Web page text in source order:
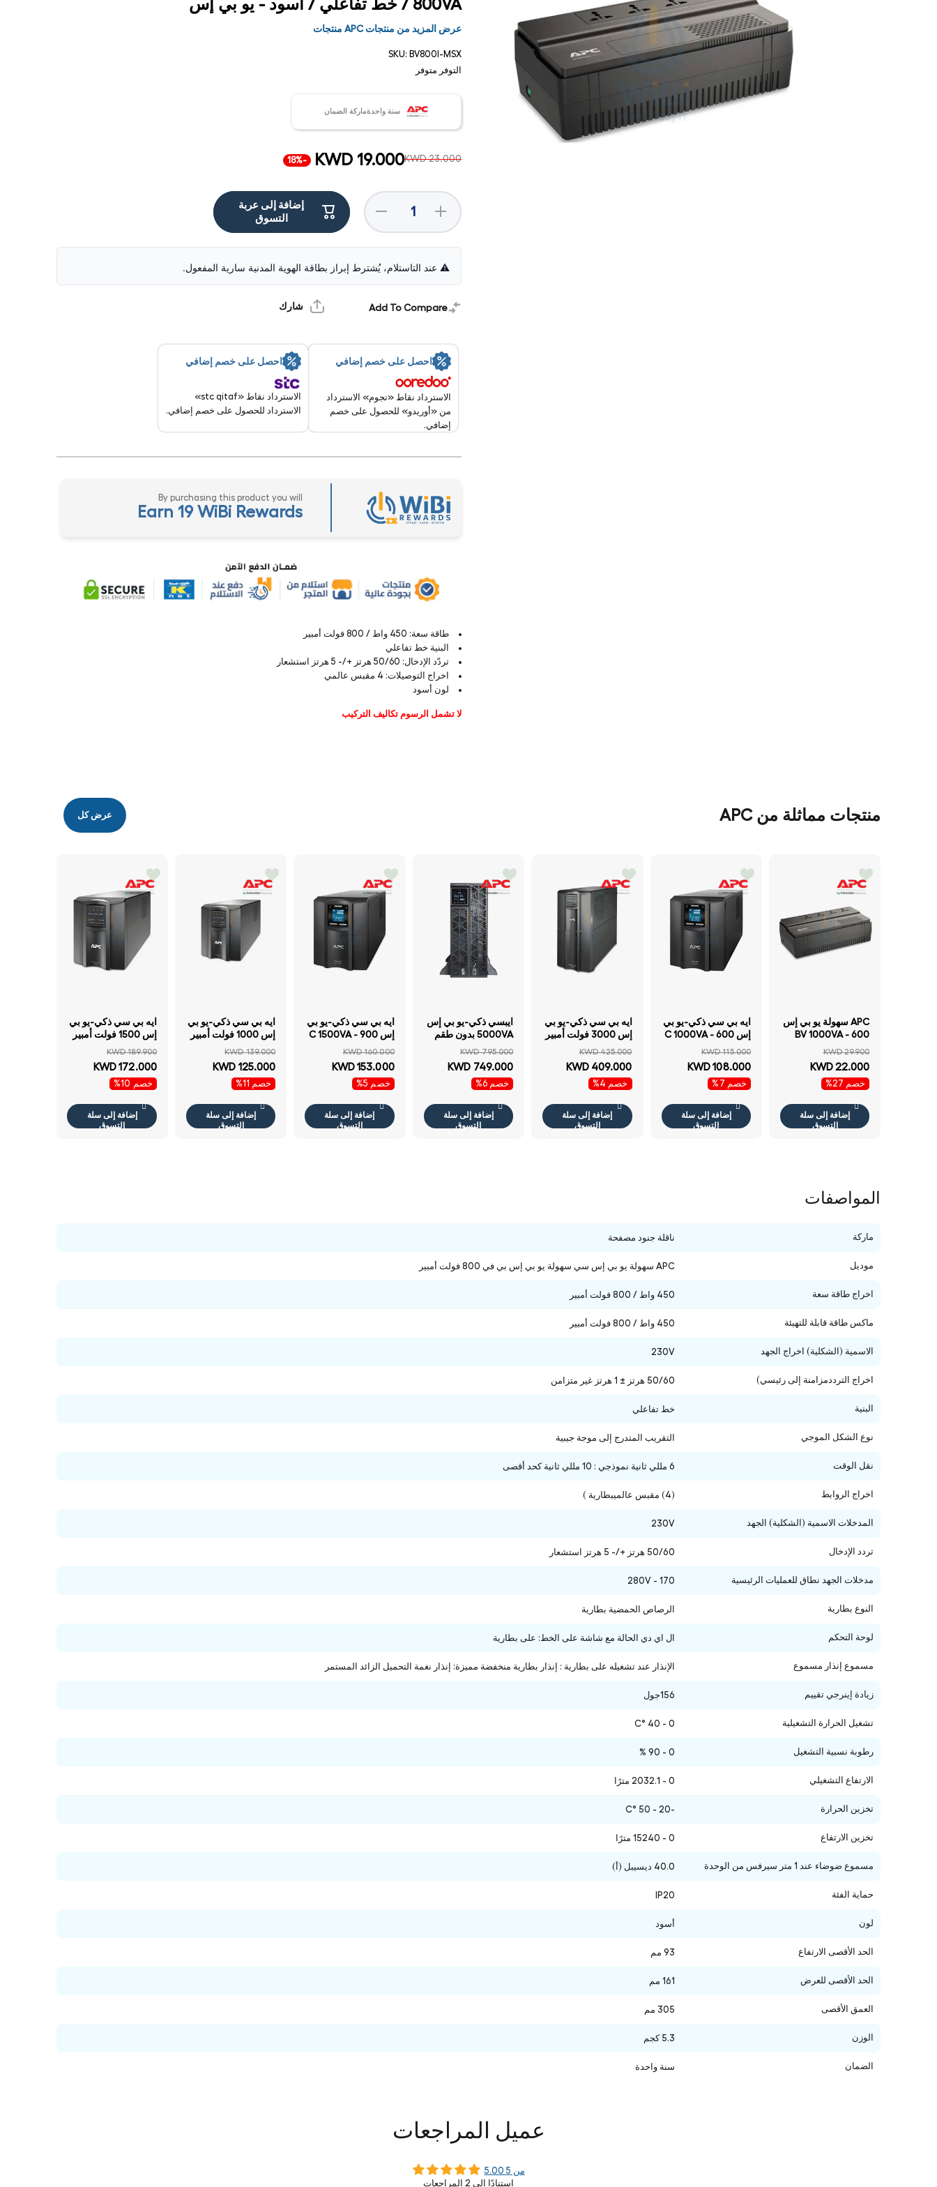
800VA / خط تفاعلي / أسود - يو بي إس
عرض المزيد من منتجات APC منتجات
SKU: BV800I-MSX
التوفر
متوفر
سنة واحدةماركة الضمان
KWD 23.000
KWD 19.000
-18%
تقليل
الكمية
الخاصة
يو بي
إس BV
واط /
800VA
/ أسود
إس
زيادة
الكمية
لـ APC
إس
BV
واط /
800VA
/ أسود
- يو بي
إس
إضافة إلى عربة
التسوق
⚠️ عند التاستلام، يُشترط إبراز بطاقة الهوية المدنية سارية المفعول.
Add To Compare شارك
احصل على خصم إضافي
الاسترداد نقاط «نجوم» الاسترداد
من «أوريدو» للحصول على خصم
إضافي.
احصل على خصم إضافي
الاسترداد نقاط «stc qitaf»
الاسترداد للحصول على خصم إضافي.
By purchasing this product you will
Earn 19 WiBi Rewards
طاقة سعة: 450 واط / 800 فولت أمبير
البنية خط تفاعلي
تردّد الإدخال: 50/60 هرتز +/- 5 هرتز استشعار
اخراج التوصيلات: 4 مقبس عالمي
لون أسود
لا تشمل الرسوم تكاليف التركيب
منتجات مماثلة من APC عرض كل
APC سهولة يو بي إس
BV 1000VA - 600
إس
KWD 29.900
KWD 22.000
خصم 27%
إضافة إلى سلة
التسوق
ايه بي سي ذكي-يو بي
إس C 1000VA - 600
واط / 1 كيلو فولت
تاور
KWD 115.000
KWD 108.000
خصم 7%
إضافة إلى سلة
التسوق
ايه بي سي ذكي-يو بي
إس 3000 فولت أمبير
تفاعلي /برج
KWD 425.000
KWD 409.000
خصم 4%
إضافة إلى سلة
التسوق
ايبسي ذكي-يو بي إس
5000VA بدون طقم
مزدوج عبر الانترنت /
برج
KWD 795.000
KWD 749.000
خصم 6%
إضافة إلى سلة
التسوق
ايه بي سي ذكي-يو بي
إس C 1500VA - 900
واط / 1.5 كيلو فولت
تاور
KWD 160.000
KWD 153.000
خصم 5%
إضافة إلى سلة
التسوق
ايه بي سي ذكي-يو بي
إس 1000 فولت أمبير
تفاعلي /برج
KWD 139.000
KWD 125.000
خصم 11%
إضافة إلى سلة
التسوق
ايه بي سي ذكي-يو بي
إس 1500 فولت أمبير
KWD 189.900
KWD 172.000
خصم 10%
إضافة إلى سلة
التسوق
المواصفات
ماركة ناقلة جنود مصفحة
موديل APC سهولة يو بي إس سي سهولة يو بي إس بي في 800 فولت أمبير
اخراج طاقة سعة 450 واط / 800 فولت أمبير
ماكس طاقة قابلة للتهيئة 450 واط / 800 فولت أمبير
الاسمية (الشكلية) اخراج الجهد 230V
اخراج الترددمزامنة إلى رئيسي) 50/60 هرتز ± 1 هرتز غير متزامن
البنية خط تفاعلي
نوع الشكل الموجي التقريب المتدرج إلى موجة جيبية
نقل الوقت 6 مللي ثانية نموذجي : 10 مللي ثانية كحد أقصى
اخراج الروابط (4) مقبس عالميبطارية )
المدخلات الاسمية (الشكلية) الجهد 230V
تردد الإدخال 50/60 هرتز +/- 5 هرتز استشعار
مدخلات الجهد نطاق للعمليات الرئيسية 170 - 280V
النوع بطارية الرصاص الحمضية بطارية
لوحة التحكم ال اي دي الحالة مع شاشة على الخط: على بطارية
مسموع إنذار مسموع الإنذار عند تشغيله على بطارية : إنذار بطارية منخفضة مميزة: إنذار نغمة التحميل الزائد المستمر
زيادة إينرجي تقييم 156جول
تشغيل الحرارة التشغيلية 0 - 40 °C
رطوبة نسبية التشغيل 0 - 90 %
الارتفاع التشغيلي 0 - 2032.1 مترًا
تخزين الحرارة -20 - 50 °C
تخزين الارتفاع 0 - 15240 مترًا
مسموع ضوضاء عند 1 متر سيرفس من الوحدة 40.0 ديسيبل (أ)
حماية الفئة IP20
لون أسود
الحد الأقصى الارتفاع 93 مم
الحد الأقصى للعرض 161 مم
العمق الأقصى 305 مم
الوزن 5.3 كجم
الضمان سنة واحدة
عميل المراجعات
5.00 من 5
استنادًا إلى 2 المراجعات